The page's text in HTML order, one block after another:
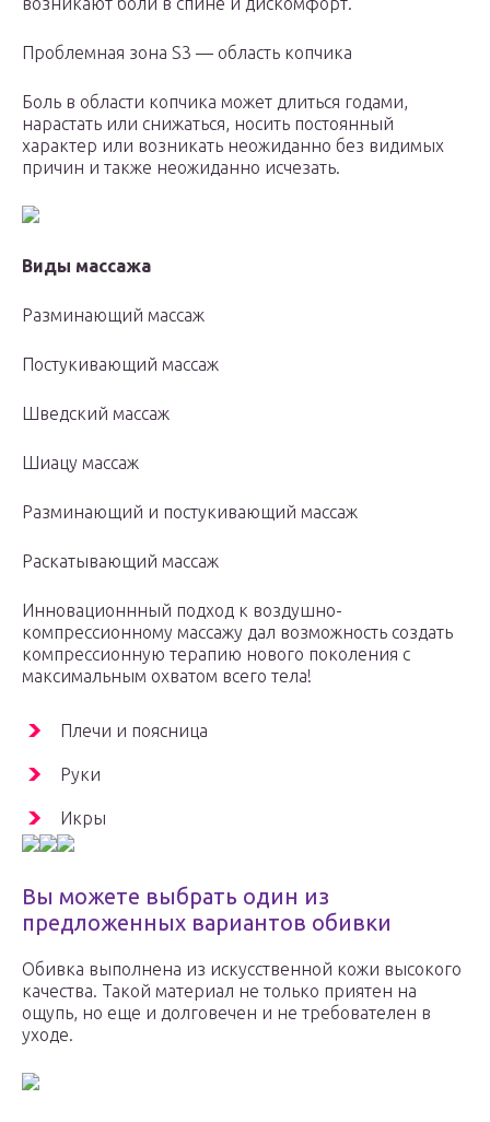
Проблемная зона S3 — область копчика
Боль в области копчика может длиться годами,
нарастать или снижаться, носить постоянный
характер или возникать неожиданно без видимых
причин и также неожиданно исчезать.
Виды массажа
Разминающий массаж
Постукивающий массаж
Шведский массаж
Шиацу массаж
Разминающий и постукивающий массаж
Раскатывающий массаж
Инновационнный подход к воздушно-
компрессионному массажу дал возможность создать
компрессионную терапию нового поколения с
максимальным охватом всего тела!
Плечи и поясница
Руки
Икры
Вы можете выбрать один из
предложенных вариантов обивки
Обивка выполнена из искусственной кожи высокого
качества. Такой материал не только приятен на
ощупь, но еще и долговечен и не требователен в
уходе.